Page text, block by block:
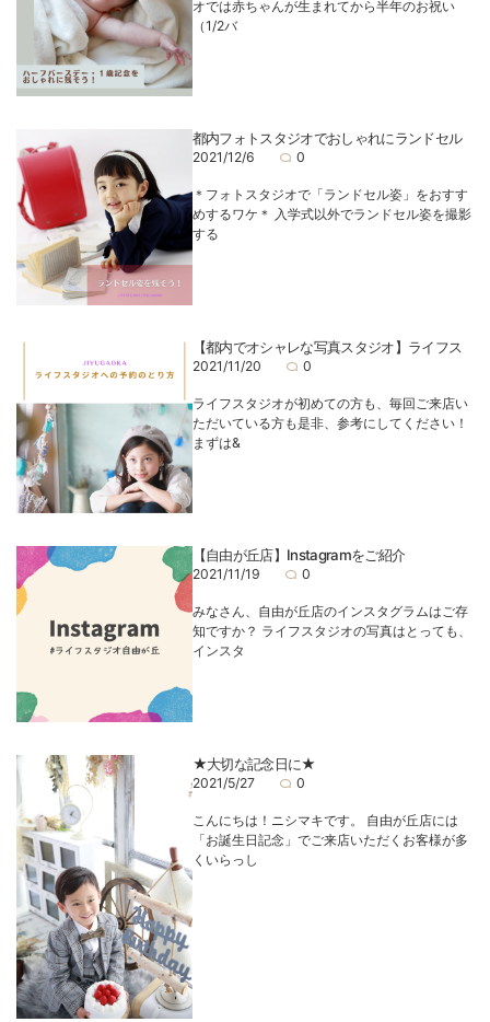
オでは赤ちゃんが生まれてから半年のお祝い
（1/2バ
都内フォトスタジオでおしゃれにランドセル
2021/12/6 0
＊フォトスタジオで「ランドセル姿」をおすす
めするワケ＊ 入学式以外でランドセル姿を撮影
する
【都内でオシャレな写真スタジオ】ライフス
2021/11/20 0
ライフスタジオが初めての方も、毎回ご来店い
ただいている方も是非、参考にしてください！
まずは&
【自由が丘店】Instagramをご紹介
2021/11/19 0
みなさん、自由が丘店のインスタグラムはご存
知ですか？ ライフスタジオの写真はとっても、
インスタ
★大切な記念日に★
2021/5/27 0
こんにちは！ニシマキです。 自由が丘店には
「お誕生日記念」でご来店いただくお客様が多
くいらっし